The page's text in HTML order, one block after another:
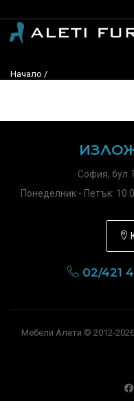
Начало /
София, бул.
Понеделник - Петък:
02/421 4
Мебели Алети © 2012-